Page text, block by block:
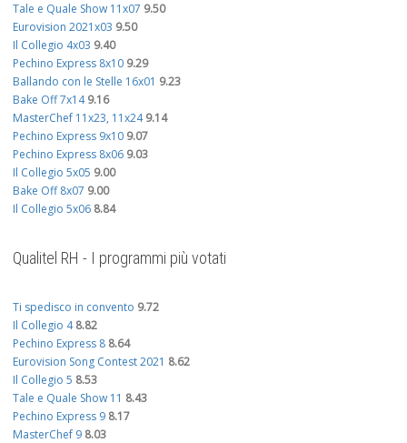
Tale e Quale Show 11x07 9.50
Eurovision 2021x03 9.50
Il Collegio 4x03 9.40
Pechino Express 8x10 9.29
Ballando con le Stelle 16x01 9.23
Bake Off 7x14 9.16
MasterChef 11x23, 11x24 9.14
Pechino Express 9x10 9.07
Pechino Express 8x06 9.03
Il Collegio 5x05 9.00
Bake Off 8x07 9.00
Il Collegio 5x06 8.84
Qualitel RH - I programmi più votati
Ti spedisco in convento 9.72
Il Collegio 4 8.82
Pechino Express 8 8.64
Eurovision Song Contest 2021 8.62
Il Collegio 5 8.53
Tale e Quale Show 11 8.43
Pechino Express 9 8.17
MasterChef 9 8.03